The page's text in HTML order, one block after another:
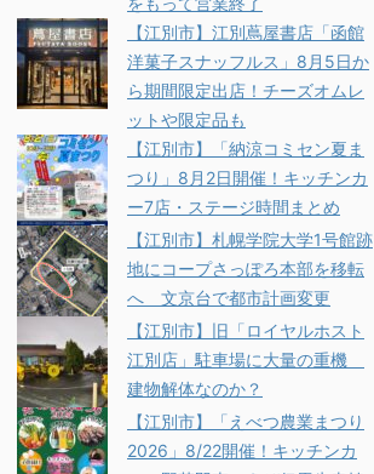
【江別市】江別蔦屋書店「函館
洋菓子スナッフルス」8月5日か
ら期間限定出店！チーズオムレ
ットや限定品も
【江別市】「納涼コミセン夏ま
つり」8月2日開催！キッチンカ
ー7店・ステージ時間まとめ
【江別市】札幌学院大学1号館跡
地にコープさっぽろ本部を移転
へ 文京台で都市計画変更
【江別市】旧「ロイヤルホスト
江別店」駐車場に大量の重機
建物解体なのか？
【江別市】「えべつ農業まつり
2026」8/22開催！キッチンカ